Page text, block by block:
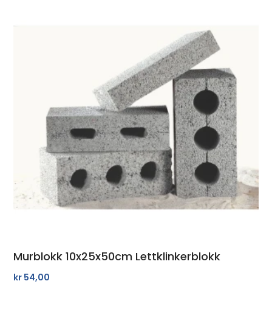
Murblokk 10x25x50cm Lettklinkerblokk
kr 54,00